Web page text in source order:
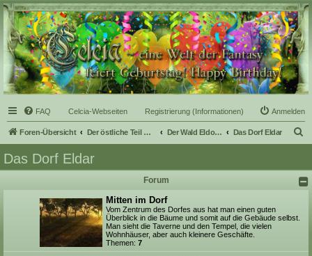
Celcia - eine Welt der
Fantasy
FAQ Celcia-Webseiten Registrierung (Informationen) Anmelden
Foren-Übersicht Der östliche Teil Celcias Der Wald Eldoras Das Dorf Eldar
h
Das Dorf Eldar
Forum
Mitten im Dorf
Vom Zentrum des Dorfes aus hat man einen guten
Überblick in die Bäume und somit auf die Gebäude selbst.
Man sieht die Taverne und den Tempel, die vielen
Wohnhäuser, aber auch kleinere Geschäfte.
Themen: 7